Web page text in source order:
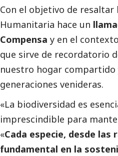
Con el objetivo de
Humanitaria hace un
Compensa y en el
que sirve de recordatorio
nuestro hogar
generaciones venideras.
«La biodiversidad es
imprescindible para
«Cada especie, desde
fundamental en la